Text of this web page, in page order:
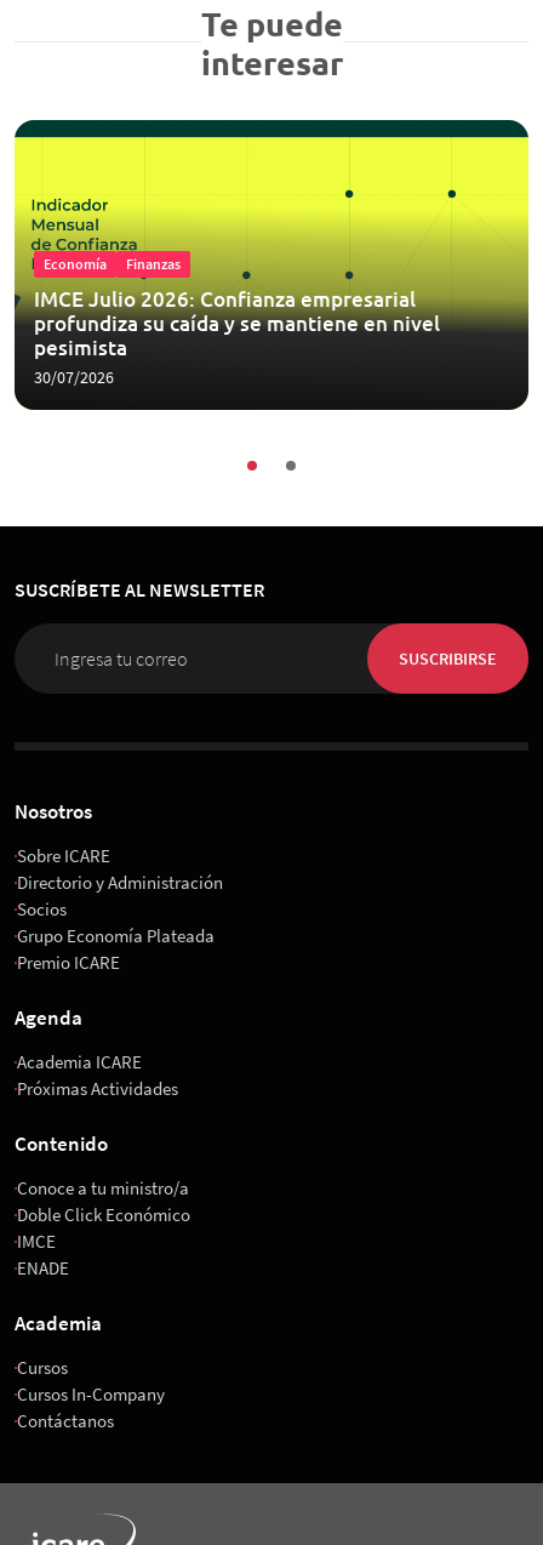
Te puede
interesar
Economía Finanzas
IMCE Julio 2026: Confianza empresarial
profundiza su caída y se mantiene en nivel
pesimista
30/07/2026
SUSCRÍBETE AL NEWSLETTER
SUSCRIBIRSE
Nosotros
Sobre ICARE
Directorio y Administración
Socios
Grupo Economía Plateada
Premio ICARE
Agenda
Academia ICARE
Próximas Actividades
Contenido
Conoce a tu ministro/a
Doble Click Económico
IMCE
ENADE
Academia
Cursos
Cursos In-Company
Contáctanos